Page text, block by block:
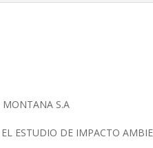
MONTANA S.A
ESTUDIO DE IMPACTO